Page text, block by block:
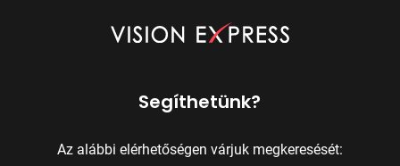
Segíthetünk?
Az alábbi elérhetőségen várjuk megkeresését: